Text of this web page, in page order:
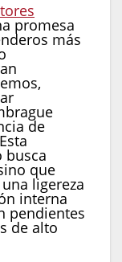
promesa
más
de
busca
que
ligereza
interna
pendientes
de alto